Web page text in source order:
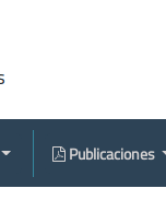
Publicaciones